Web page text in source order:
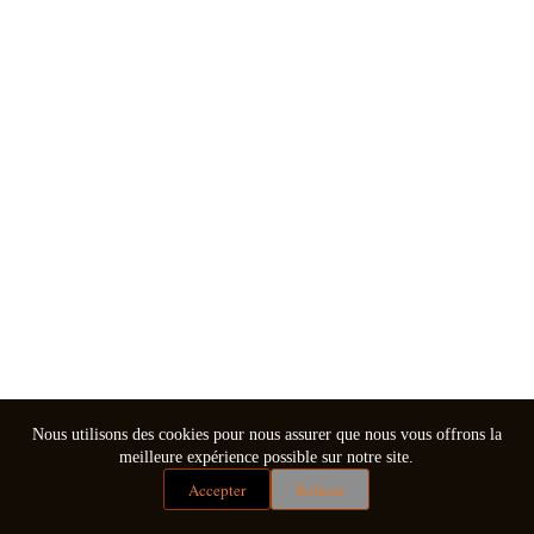
Nous utilisons des cookies pour nous assurer que nous vous offrons la
meilleure expérience possible sur notre site.
Accepter Refuser
Mentions légales
Conditions générales de vente